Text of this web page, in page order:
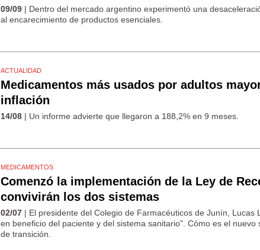
09/09 | Dentro del mercado argentino experimentó una
al encarecimiento de productos esenciales.
ACTUALIDAD
Medicamentos más usados por adultos
inflación
14/08 | Un informe advierte que llegaron a 188,2% en 9 meses.
MEDICAMENTOS
Comenzó la implementación de la Ley de
convivirán los dos sistemas
02/07 | El presidente del Colegio de Farmacéuticos de Junín, Lucas
en beneficio del paciente y del sistema sanitario". Cómo es el
de transición.